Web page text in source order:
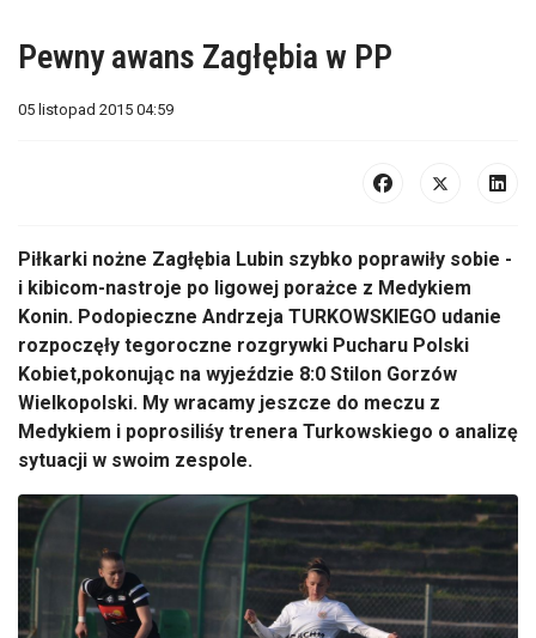
Pewny awans Zagłębia w PP
05 listopad 2015 04:59
Piłkarki nożne Zagłębia Lubin szybko poprawiły sobie -
i kibicom-nastroje po ligowej porażce z Medykiem
Konin. Podopieczne Andrzeja TURKOWSKIEGO udanie
rozpoczęły tegoroczne rozgrywki Pucharu Polski
Kobiet,pokonując na wyjeździe 8:0 Stilon Gorzów
Wielkopolski. My wracamy jeszcze do meczu z
Medykiem i poprosiliśy trenera Turkowskiego o analizę
sytuacji w swoim zespole.